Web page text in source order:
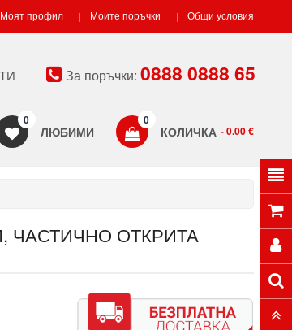
Моят профил Моите поръчки Общи условия
За поръчки: 0888 0888 65
КОЛИЧКА
0
- 0.00 €
ЛЮБИМИ
0
ЧАСТИЧНО ОТКРИТА